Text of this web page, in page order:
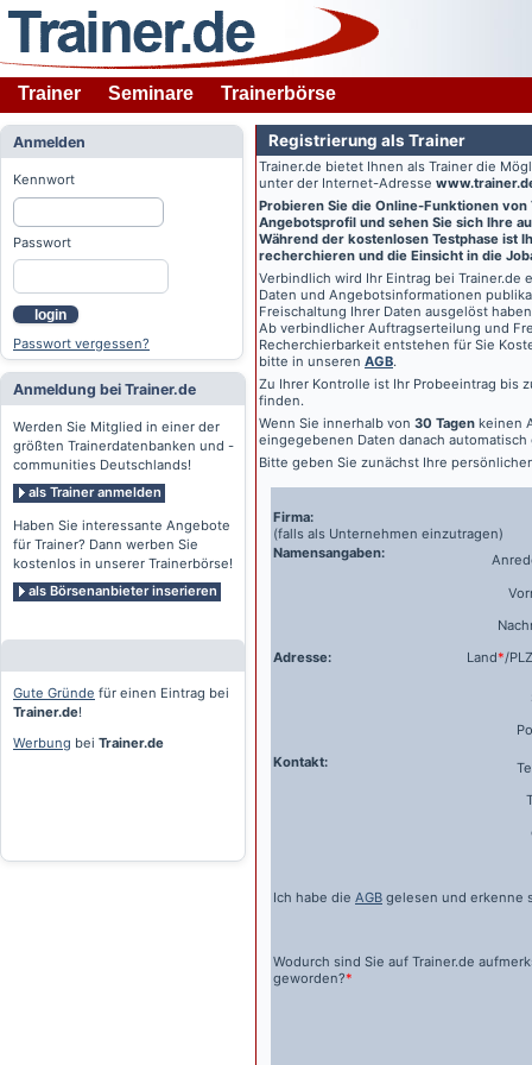
Trainer Seminare Trainerbörse
Anmelden
Kennwort
Passwort
login
Passwort vergessen?
Anmeldung bei Trainer.de
Werden Sie Mitglied in einer der
größten Trainerdatenbanken und -
communities Deutschlands!
als Trainer anmelden
Haben Sie interessante Angebote
für Trainer? Dann werben Sie
kostenlos in unserer Trainerbörse!
als Börsenanbieter inserieren
Gute Gründe für einen Eintrag bei
Trainer.de!
Werbung bei Trainer.de
Registrierung als Trainer
Trainer.de bietet Ihnen als Trainer die
unter der Internet-Adresse
Probieren Sie die Online-Funktionen von
Angebotsprofil und sehen Sie sich Ihre
Während der kostenlosen Testphase ist
recherchieren und die Einsicht in die
Verbindlich wird Ihr Eintrag bei Trainer.de
Daten und Angebotsinformationen
Freischaltung Ihrer Daten ausgelöst
Ab verbindlicher Auftragserteilung und
Recherchierbarkeit entstehen für Sie
bitte in unseren AGB.
Zu Ihrer Kontrolle ist Ihr Probeeintrag bis
finden.
Wenn Sie innerhalb von 30 Tagen keinen
eingegebenen Daten danach automatisch
Bitte geben Sie zunächst Ihre
Firma:
(falls als Unternehmen einzutragen)
Namensangaben:
Adresse:
Land*/PLZ
Kontakt:
Ich habe die AGB gelesen und erkenne
Wodurch sind Sie auf Trainer.de
geworden?*